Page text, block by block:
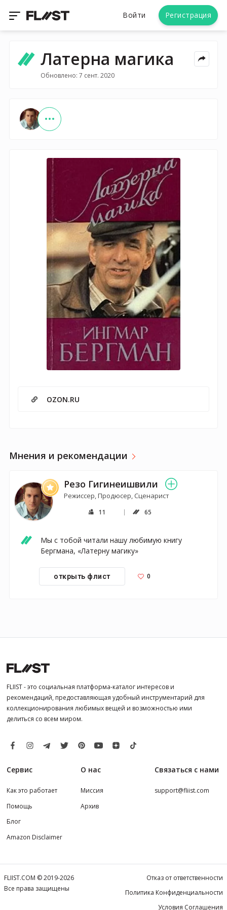
Войти Регистрация
Латерна магика
Обновлено: 7 сент. 2020
OZON.RU
Мнения и рекомендации
Резо Гигинеишвили
Режиссер, Продюсер, Сценарист
11 65
Мы с тобой читали нашу любимую книгу
Бергмана, «Латерну магику»
открыть флист 0
FLIIST - это социальная платформа-каталог интересов и
рекомендаций, предоставляющая удобный инструментарий для
коллекционирования любимых вещей и возможностью ими
делиться со всем миром.
Сервис
Как это работает
Помощь
Блог
Amazon Disclaimer
О нас
Миссия
Архив
Связаться с нами
support@fliist.com
FLIIST.COM © 2019-2026
Все права защищены
Отказ от ответственности
Политика Конфиденциальности
Условия Соглашения